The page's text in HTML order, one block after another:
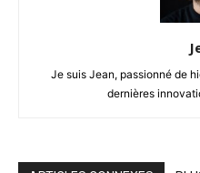
Je suis Jean, passionné de
dernières